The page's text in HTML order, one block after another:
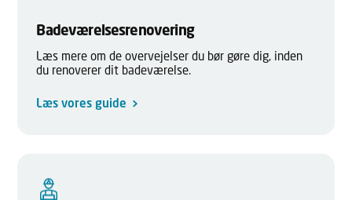
Badeværelsesrenovering
Læs mere om de overvejelser du bør gøre dig, inden
du renoverer dit badeværelse.
Læs vores guide